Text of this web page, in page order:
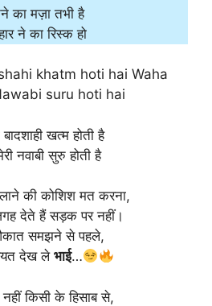
का मज़ा तभी है
ने का रिस्क हो
khatm hoti hai Waha
suru hoti hai
खत्म होती है
नवाबी सुरु होती है
की कोशिश मत करना,
देते हैं सड़क पर नहीं।
समझने से पहले,
देख लेभाई…
किसी के हिसाब से,